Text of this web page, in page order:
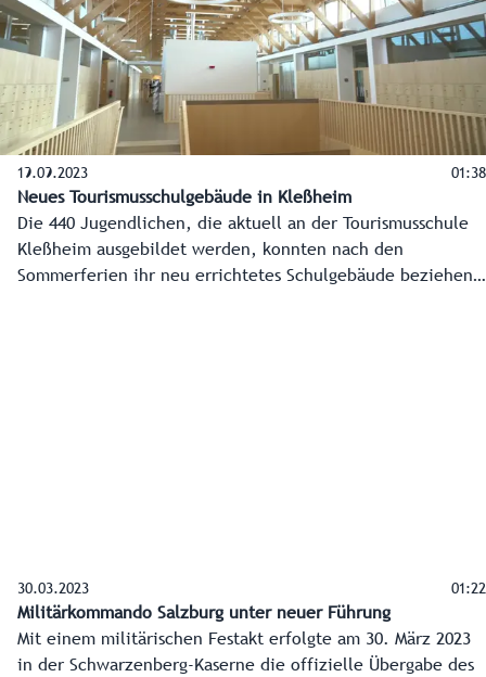
19.09.2023 01:38
Neues Tourismusschulgebäude in Kleßheim
Die 440 Jugendlichen, die aktuell an der Tourismusschule
Kleßheim ausgebildet werden, konnten nach den
Sommerferien ihr neu errichtetes Schulgebäude beziehen.
30.03.2023 01:22
Militärkommando Salzburg unter neuer Führung
Mit einem militärischen Festakt erfolgte am 30. März 2023
in der Schwarzenberg-Kaserne die offizielle Übergabe des